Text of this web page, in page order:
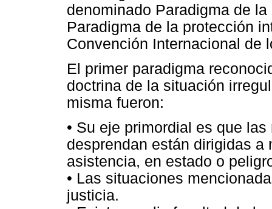
denominado Paradigma de
Paradigma de la protección
Convención Internacional de
El primer paradigma
doctrina de la situación
misma fueron:
• Su eje primordial es que
desprendan están dirigidas
asistencia, en estado o
• Las situaciones
justicia.